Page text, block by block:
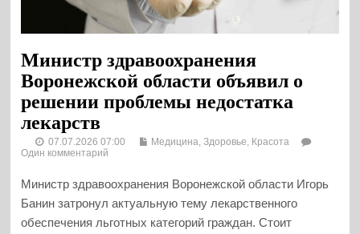
Министр здравоохранения
Воронежской области объявил о
решении проблемы недостатка
лекарств
07.07.2026 07:00
Медицина, Здоровье, Красота
Один комментарий
Министр здравоохранения Воронежской области Игорь
Банин затронул актуальную тему лекарственного
обеспечения льготных категорий граждан. Стоит